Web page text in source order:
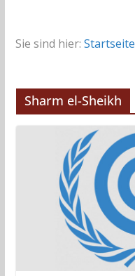
Sie sind hier: Startseite
Sharm el-Sheikh